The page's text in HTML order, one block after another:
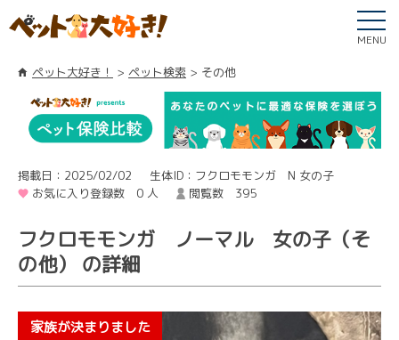
MENU
ペット大好き！ ペット検索 その他
掲載日：2025/02/02
生体ID：フクロモモンガ N 女の子
お気に入り登録数 0 人
閲覧数 395
フクロモモンガ ノーマル 女の子（そ
の他） の詳細